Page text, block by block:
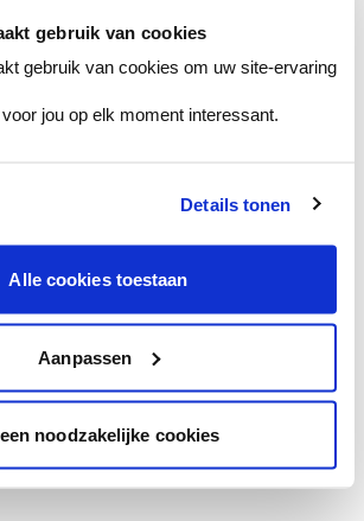
gebruik van cookies
gebruik van cookies om uw site-ervaring
jou op elk moment interessant.
Details tonen
Alle cookies toestaan
Aanpassen
noodzakelijke cookies
advies om kleuren te
op basis van de lichtinval
een technologische check-up